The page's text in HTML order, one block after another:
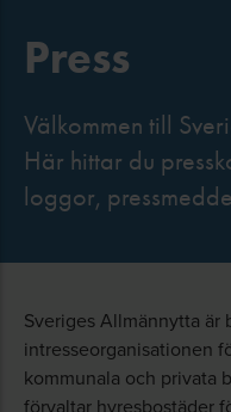
Press
Välkommen till
Här hittar du
loggor,
Sveriges Allmännytta är
intresseorganisationen
kommunala och privata
förvaltar hyresbostäder